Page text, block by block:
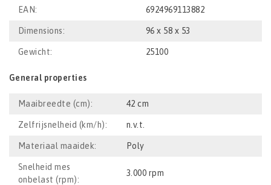
EAN: 6924969113882
Dimensions: 96 x 58 x 53
Gewicht: 25100
General properties
Maaibreedte (cm): 42 cm
Zelfrijsnelheid (km/h): n.v.t.
Materiaal maaidek: Poly
Snelheid mes
onbelast (rpm):
3.000 rpm